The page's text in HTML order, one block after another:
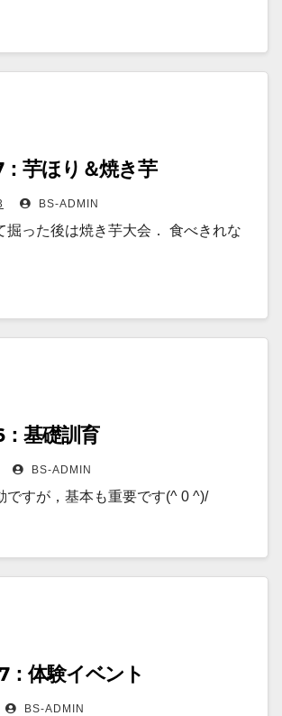
芋ほり＆焼き芋
BS-ADMIN
掘った後は焼き芋大会． 食べきれな
基礎訓育
BS-ADMIN
ですが，基本も重要です(^ 0 ^)/
体験イベント
BS-ADMIN